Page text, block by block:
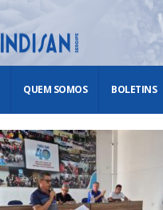
QUEM SOMOS BOLETINS